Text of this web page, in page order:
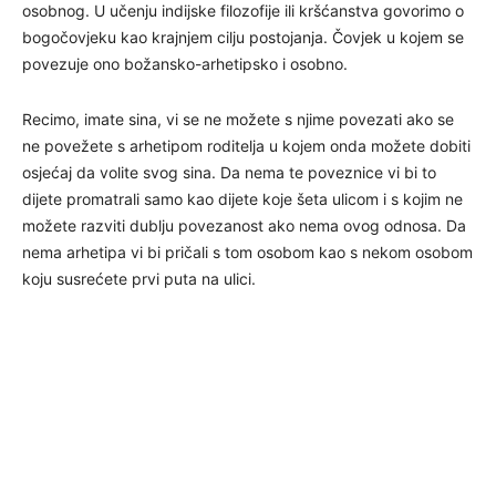
osobnog. U učenju indijske filozofije ili kršćanstva govorimo o
bogočovjeku kao krajnjem cilju postojanja. Čovjek u kojem se
povezuje ono božansko-arhetipsko i osobno.
Recimo, imate sina, vi se ne možete s njime povezati ako se
ne povežete s arhetipom roditelja u kojem onda možete dobiti
osjećaj da volite svog sina. Da nema te poveznice vi bi to
dijete promatrali samo kao dijete koje šeta ulicom i s kojim ne
možete razviti dublju povezanost ako nema ovog odnosa. Da
nema arhetipa vi bi pričali s tom osobom kao s nekom osobom
koju susrećete prvi puta na ulici.